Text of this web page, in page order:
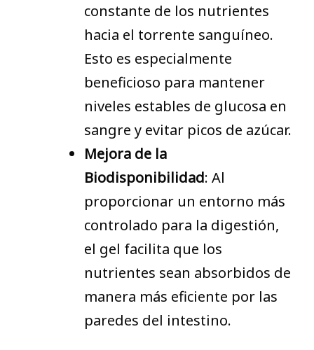
constante de los nutrientes
hacia el torrente sanguíneo.
Esto es especialmente
beneficioso para mantener
niveles estables de glucosa en
sangre y evitar picos de azúcar.
Mejora de la
Biodisponibilidad: Al
proporcionar un entorno más
controlado para la digestión,
el gel facilita que los
nutrientes sean absorbidos de
manera más eficiente por las
paredes del intestino.